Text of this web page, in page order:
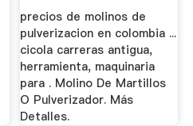
precios de molinos de
pulverizacion en colombia ...
cicola carreras antigua,
herramienta, maquinaria
para . Molino De Martillos
O Pulverizador. Más
Detalles.